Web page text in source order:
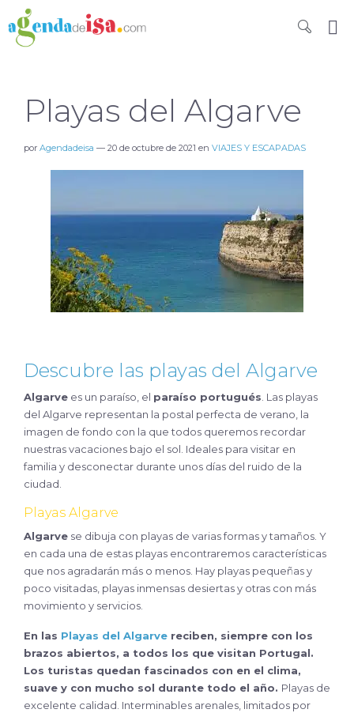
Playas del Algarve
por Agendadeisa — 20 de octubre de 2021 en VIAJES Y ESCAPADAS
Descubre las playas del Algarve
Algarve es un paraíso, el paraíso portugués . Las playas
del Algarve representan la postal perfecta de verano, la
imagen de fondo con la que todos queremos recordar
nuestras vacaciones bajo el sol. Ideales para visitar en
familia y desconectar durante unos días del ruido de la
ciudad.
Playas Algarve
Algarve se dibuja con playas de varias formas y tamaños. Y
en cada una de estas playas encontraremos características
que nos agradarán más o menos. Hay playas pequeñas y
poco visitadas, playas inmensas desiertas y otras con más
movimiento y servicios.
En las Playas del Algarve reciben, siempre con los
brazos abiertos, a todos los que visitan Portugal.
Los turistas quedan fascinados con en el clima,
suave y con mucho sol durante todo el año. Playas de
excelente calidad. Interminables arenales, limitados por